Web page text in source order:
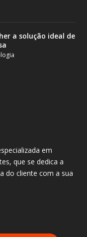
a solução ideal de
em
que se dedica a
do cliente com a sua